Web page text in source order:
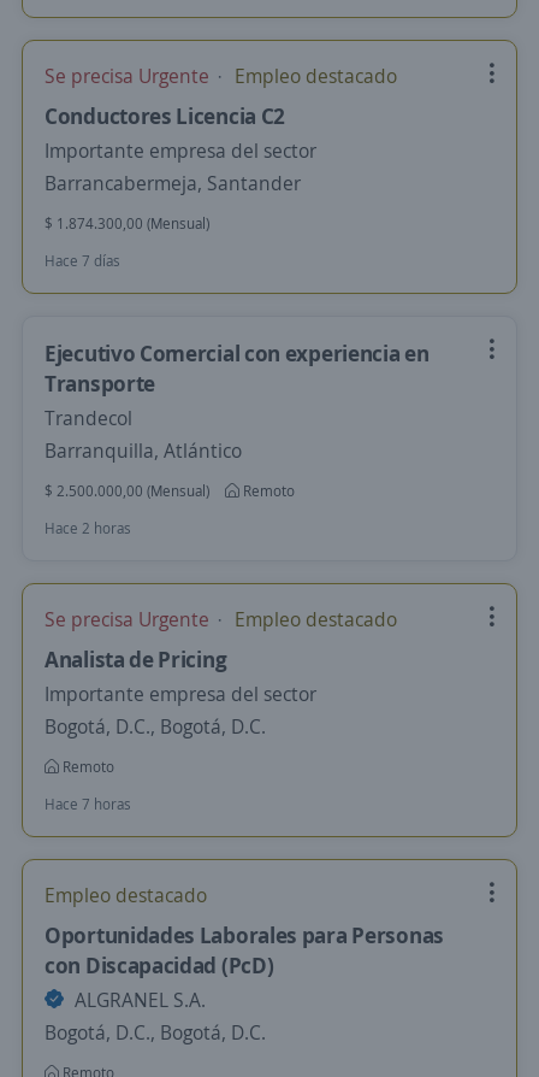
Se precisa Urgente Empleo destacado
Conductores Licencia C2
Importante empresa del sector
Barrancabermeja, Santander
$ 1.874.300,00 (Mensual)
Hace 7 días
Ejecutivo Comercial con experiencia en
Transporte
Trandecol
Barranquilla, Atlántico
$ 2.500.000,00 (Mensual)
Remoto
Hace 2 horas
Se precisa Urgente Empleo destacado
Analista de Pricing
Importante empresa del sector
Bogotá, D.C., Bogotá, D.C.
Remoto
Hace 7 horas
Empleo destacado
Oportunidades Laborales para Personas
con Discapacidad (PcD)
ALGRANEL S.A.
Bogotá, D.C., Bogotá, D.C.
Remoto